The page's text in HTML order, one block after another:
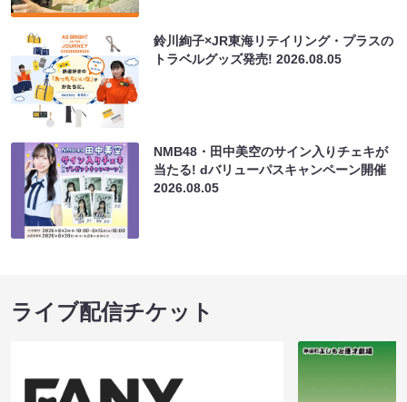
鈴川絢子×JR東海リテイリング・プラスの
トラベルグッズ発売!2026.08.05
NMB48・田中美空のサイン入りチェキが
当たる! dバリューパスキャンペーン開催
2026.08.05
ライブ配信チケット